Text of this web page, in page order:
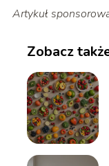
Artykuł
Zobacz